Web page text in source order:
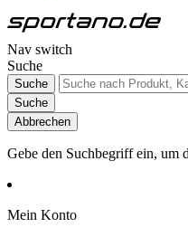
Nav switch
Suche
Suche
Suche
Abbrechen
Gebe den Suchbegriff ein, um
Mein Konto